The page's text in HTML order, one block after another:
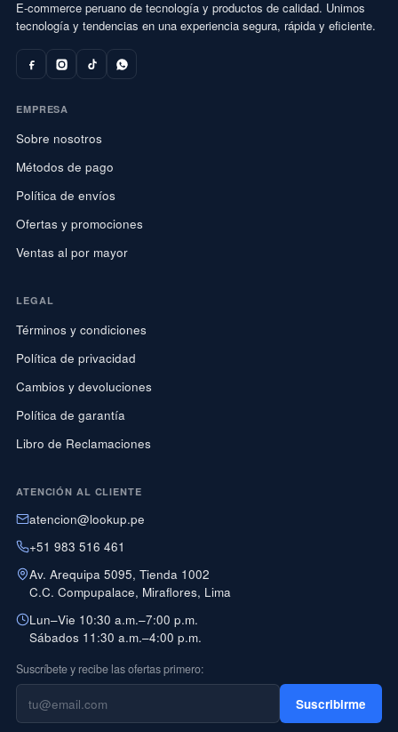
E-commerce peruano de tecnología y productos de calidad. Unimos
tecnología y tendencias en una experiencia segura, rápida y eficiente.
EMPRESA
Sobre nosotros
Métodos de pago
Política de envíos
Ofertas y promociones
Ventas al por mayor
LEGAL
Términos y condiciones
Política de privacidad
Cambios y devoluciones
Política de garantía
Libro de Reclamaciones
ATENCIÓN AL CLIENTE
atencion@lookup.pe
+51 983 516 461
Av. Arequipa 5095, Tienda 1002
C.C. Compupalace, Miraflores, Lima
Lun–Vie 10:30 a.m.–7:00 p.m.
Sábados 11:30 a.m.–4:00 p.m.
Suscríbete y recibe las ofertas primero:
Suscribirme